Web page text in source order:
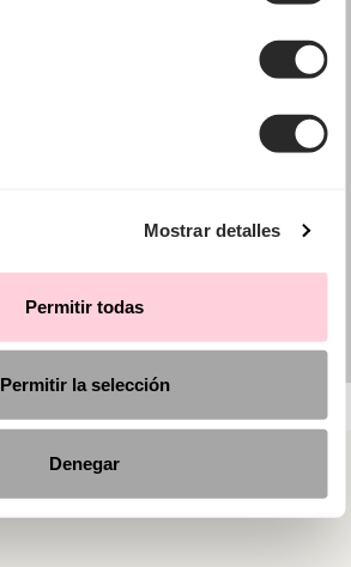
Mostrar detalles
Permitir todas
Permitir la selección
Denegar